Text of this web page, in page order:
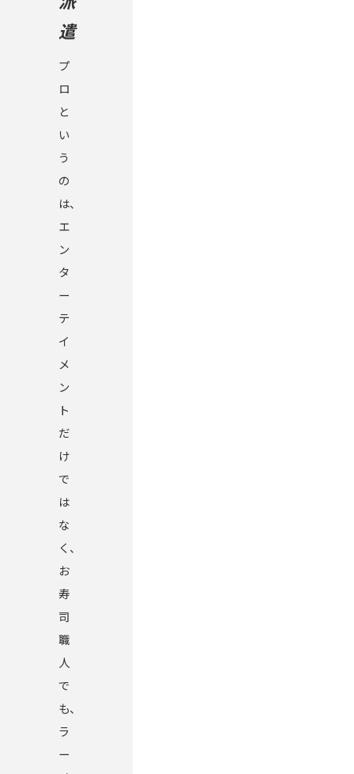
遣
プ
ロ
と
い
う
の
は、
エ
ン
タ
ー
テ
イ
メ
ン
ト
だ
け
で
は
な
く、
お
寿
司
職
人
で
も、
ラ
ー